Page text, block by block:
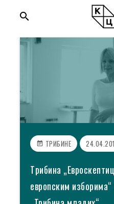
search
event_note ТРИБИНЕ
Tрибина
европским